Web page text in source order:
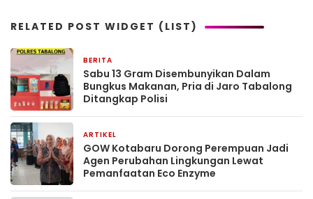
RELATED POST WIDGET (LIST)
BERITA
Sabu 13 Gram Disembunyikan Dalam
Bungkus Makanan, Pria di Jaro Tabalong
Ditangkap Polisi
ARTIKEL
GOW Kotabaru Dorong Perempuan Jadi
Agen Perubahan Lingkungan Lewat
Pemanfaatan Eco Enzyme